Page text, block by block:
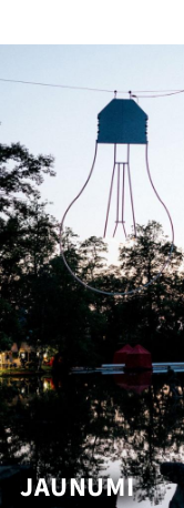
JAUNUMI